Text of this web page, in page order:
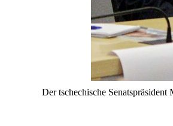
Der tschechische